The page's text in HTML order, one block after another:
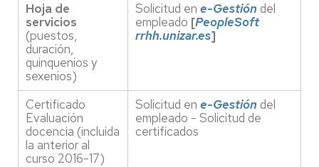
Hoja de
servicios
(puestos,
duración,
quinquenios y
sexenios)
Solicitud en e-Gestión del
empleado [PeopleSoft
rrhh.unizar.es]
Certificado
Evaluación
docencia (incluida
la anterior al
curso 2016-17)
Solicitud en e-Gestión del
empleado - Solicitud de
certificados